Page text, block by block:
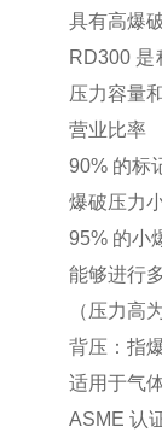
具有高爆
RD300
压力容量
营业比率
90% 的标
爆破压力
95% 的小
能够进行
（压力高
背压：指
适用于气
ASME 认